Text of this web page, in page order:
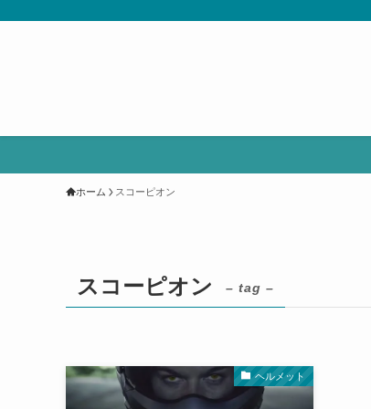
ホーム スコーピオン
スコーピオン – tag –
ヘルメット